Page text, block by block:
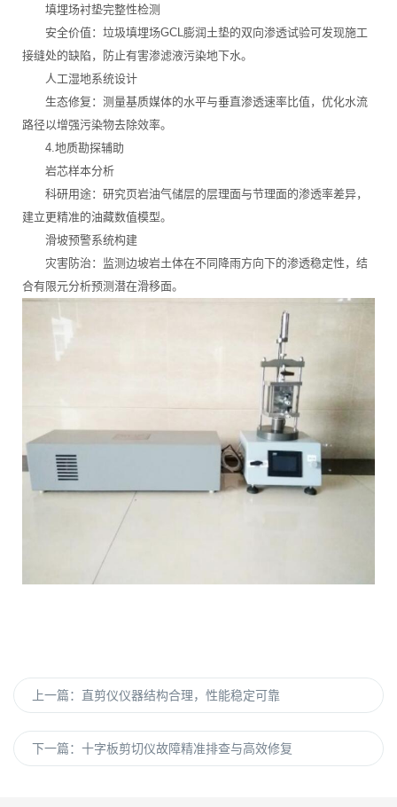
填埋场衬垫完整性检测
安全价值：垃圾填埋场GCL膨润土垫的双向渗透试验可发现施工
接缝处的缺陷，防止有害渗滤液污染地下水。
人工湿地系统设计
生态修复：测量基质媒体的水平与垂直渗透速率比值，优化水流
路径以增强污染物去除效率。
4.地质勘探辅助
岩芯样本分析
科研用途：研究页岩油气储层的层理面与节理面的渗透率差异，
建立更精准的油藏数值模型。
滑坡预警系统构建
灾害防治：监测边坡岩土体在不同降雨方向下的渗透稳定性，结
合有限元分析预测潜在滑移面。
上一篇： 直剪仪仪器结构合理，性能稳定可靠
下一篇： 十字板剪切仪故障精准排查与高效修复